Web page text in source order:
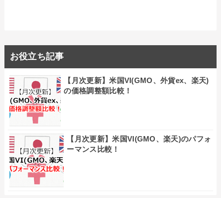
お役立ち記事
【月次更新】米国VI(GMO、外貨ex、楽天)
の価格調整額比較！
【月次更新】米国VI(GMO、楽天)のパフォ
ーマンス比較！